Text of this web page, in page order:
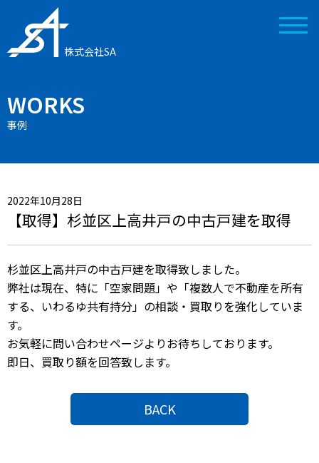
株式会社SA
WORKS
事例
2022年10月28日
【取得】杉並区上高井戸の中古戸建を取得
杉並区上高井戸の中古戸建を取得致しました。
弊社は現在、特に「空家問題」や「複数人で不動産を所有
する、いわるゆ共有持分」の相談・買取りを強化していま
す。
お気軽に問い合わせページよりお待ちしております。
即日、買取り額を回答致します。
BACK